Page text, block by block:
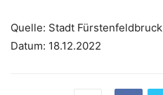
Quelle: Stadt Fürstenfeldbruck
Datum: 18.12.2022